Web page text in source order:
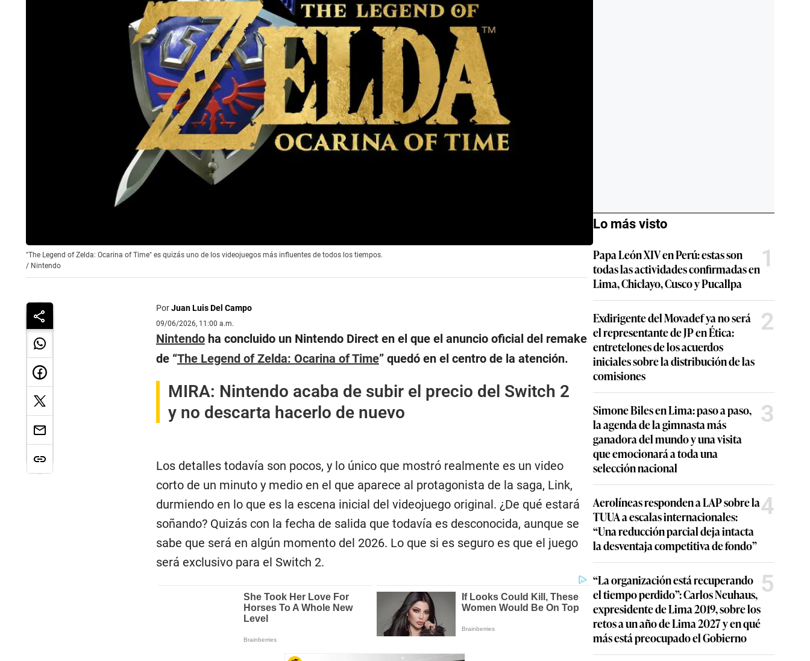
"The Legend of Zelda: Ocarina of Time" es quizás uno de los videojuegos más influentes de todos los tiempos.
/ Nintendo
PorJuan Luis Del Campo
09/06/2026, 11:00 a.m.
Nintendoha concluido un Nintendo Direct en el que el anuncio oficial del remake
de “The Legend of Zelda: Ocarina of Time” quedó en el centro de la atención.
MIRA: Nintendo acaba de subir el precio del Switch 2
y no descarta hacerlo de nuevo
Los detalles todavía son pocos, y lo único que mostró realmente es un video
corto de un minuto y medio en el que aparece al protagonista de la saga, Link,
durmiendo en lo que es la escena inicial del videojuego original. ¿De qué estará
soñando? Quizás con la fecha de salida que todavía es desconocida, aunque se
sabe que será en algún momento del 2026. Lo que si es seguro es que el juego
será exclusivo para el Switch 2.
Lo más visto
Papa León XIV en Perú: estas son
todas las actividades confirmadas en
Lima, Chiclayo, Cusco y Pucallpa
1
Exdirigente del Movadef ya no será
el representante de JP en Ética:
entretelones de los acuerdos
iniciales sobre la distribución de las
comisiones
2
Simone Biles en Lima: paso a paso,
la agenda de la gimnasta más
ganadora del mundo y una visita
que emocionará a toda una
selección nacional
3
Aerolíneas responden a LAP sobre la
TUUA a escalas internacionales:
“Una reducción parcial deja intacta
la desventaja competitiva de fondo”
4
“La organización está recuperando
el tiempo perdido”: Carlos Neuhaus,
expresidente de Lima 2019, sobre los
retos a un año de Lima 2027 y en qué
más está preocupado el Gobierno
5